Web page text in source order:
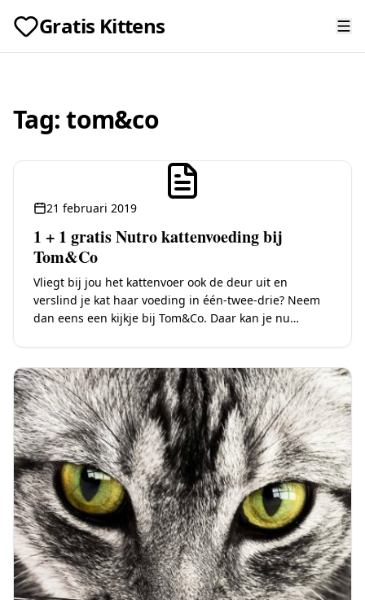
Gratis Kittens
Tag:tom&co
21 februari 2019
1 + 1 gratis Nutro kattenvoeding bij
Tom&Co
Vliegt bij jou het kattenvoer ook de deur uit en
verslind je kat haar voeding in één-twee-drie? Neem
dan eens een kijkje bij Tom&Co. Daar kan je nu